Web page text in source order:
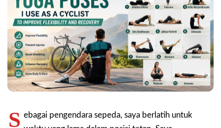
S ebagai pengendara sepeda, saya berlatih untuk